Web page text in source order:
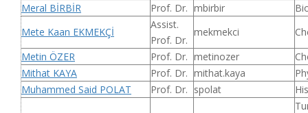
Meral BİRBİR
Prof. Dr. mbirbir
Mete Kaan EKMEKÇİ
Assist.
Prof. Dr.
mekmekci
Metin ÖZER
Prof. Dr. metinozer
Mithat KAYA
Prof. Dr. mithat.kaya
Muhammed Said POLAT
Prof. Dr. spolat